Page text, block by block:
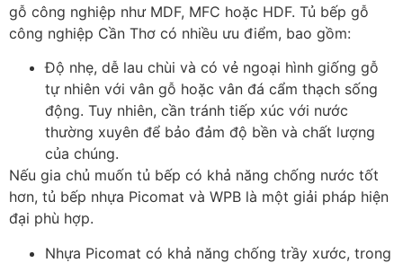
gỗ công nghiệp như MDF, MFC hoặc HDF. Tủ bếp gỗ
công nghiệp Cần Thơ có nhiều ưu điểm, bao gồm:
Độ nhẹ, dễ lau chùi và có vẻ ngoại hình giống gỗ
tự nhiên với vân gỗ hoặc vân đá cẩm thạch sống
động. Tuy nhiên, cần tránh tiếp xúc với nước
thường xuyên để bảo đảm độ bền và chất lượng
của chúng.
Nếu gia chủ muốn tủ bếp có khả năng chống nước tốt
hơn, tủ bếp nhựa Picomat và WPB là một giải pháp hiện
đại phù hợp.
Nhựa Picomat có khả năng chống trầy xước, trong